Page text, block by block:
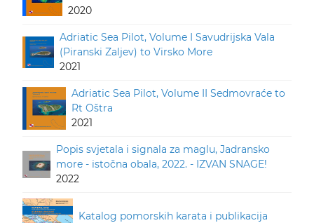
2020
Adriatic Sea Pilot, Volume I Savudrijska Vala
(Piranski Zaljev) to Virsko More
2021
Adriatic Sea Pilot, Volume II Sedmovraće to
Rt Oštra
2021
Popis svjetala i signala za maglu, Jadransko
more - istočna obala, 2022. - IZVAN SNAGE!
2022
Katalog pomorskih karata i publikacija